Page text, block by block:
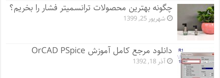
چگونه بهترین محصولات ترانسمیتر فشار را بخریم؟
شهریور 25, 1399
دانلود مرجع کامل آموزش OrCAD PSpice
آذر 18, 1392